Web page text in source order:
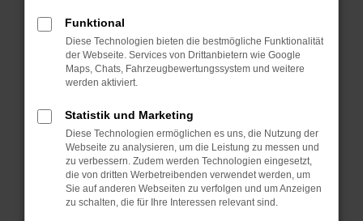
Fenster?
Starte dein Gerät neu.
Das kann manchmal helfen, vorübergehende
Probleme zu beheben.
Betriebssystem auf dem neuesten Stand
sind.
Veraltete Software birgt nicht nur ein
Sicherheitsrisiko, sondern kann auch dazu
führen, dass bestimmte Funktionen nicht mehr
unterstützt werden.
Funktional
Diese Technologien bieten die bestmögliche Funktionalität
der Webseite. Services von Drittanbietern wie Google
Maps, Chats, Fahrzeugbewertungssystem und weitere
werden aktiviert.
Statistik und Marketing
Diese Technologien ermöglichen es uns, die Nutzung der
Webseite zu analysieren, um die Leistung zu messen und
zu verbessern. Zudem werden Technologien eingesetzt,
die von dritten Werbetreibenden verwendet werden, um
Sie auf anderen Webseiten zu verfolgen und um Anzeigen
zu schalten, die für Ihre Interessen relevant sind.